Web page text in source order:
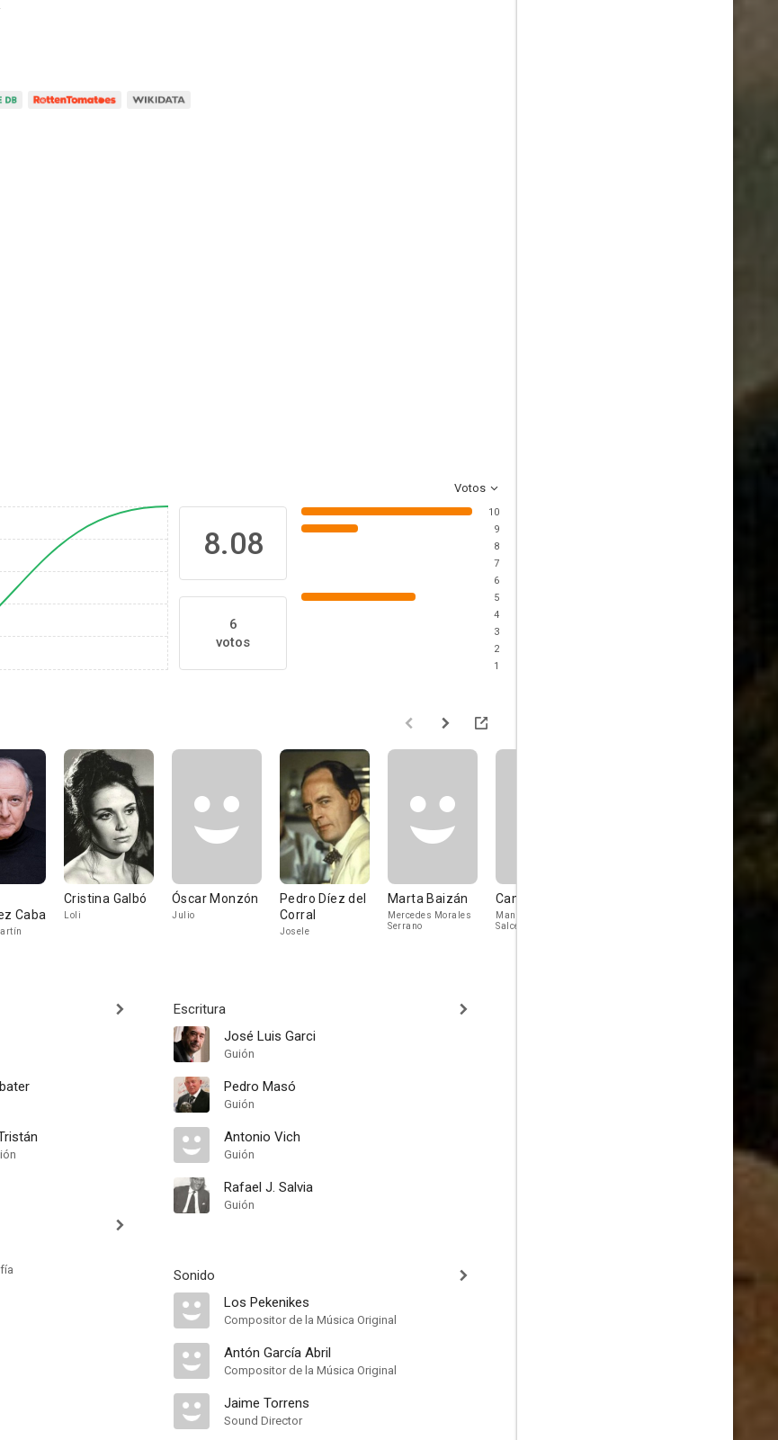
Votos
8.08
6
votos
10
9
8
7
6
5
4
3
2
1
Caba
Cristina Galbó
Loli
Óscar Monzón
Julio
Pedro Díez del
Corral
Josele
Marta Baizán
Mercedes Morales
Serrano
Camilo Sesto
Manuel García
Salcedo 'Lolo'
Escritura
José Luis Garci
Guión
Pedro Masó
Guión
Antonio Vich
Guión
Rafael J. Salvia
Guión
Sonido
Los Pekenikes
Compositor de la Música Original
Antón García Abril
Compositor de la Música Original
Jaime Torrens
Sound Director